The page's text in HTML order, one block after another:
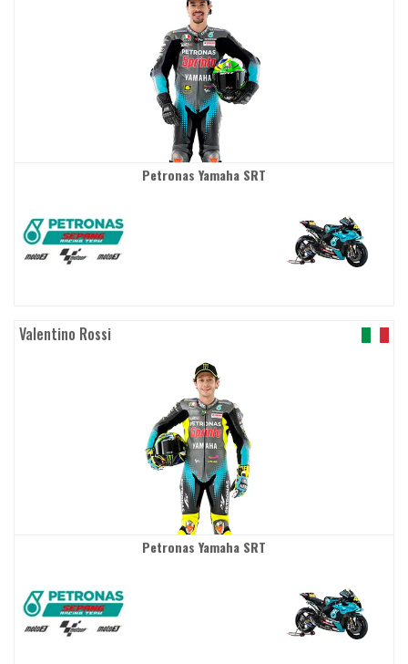
Petronas Yamaha SRT
Valentino Rossi
Petronas Yamaha SRT